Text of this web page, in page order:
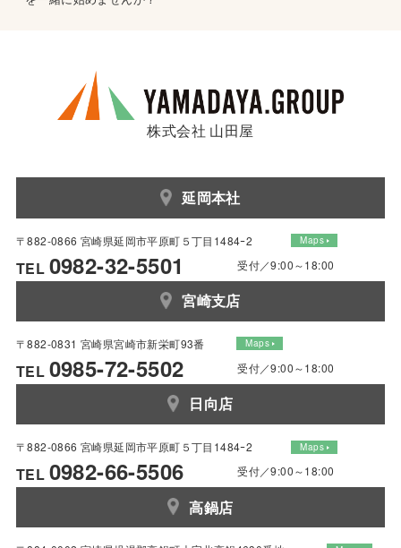
株式会社 山田屋
延岡本社
〒882-0866 宮崎県延岡市平原町５丁目1484ｰ2 Maps
TEL 0982-32-5501 受付／9:00～18:00
宮崎支店
〒882-0831 宮崎県宮崎市新栄町93番 Maps
TEL 0985-72-5502 受付／9:00～18:00
日向店
〒882-0866 宮崎県延岡市平原町５丁目1484ｰ2 Maps
TEL 0982-66-5506 受付／9:00～18:00
高鍋店